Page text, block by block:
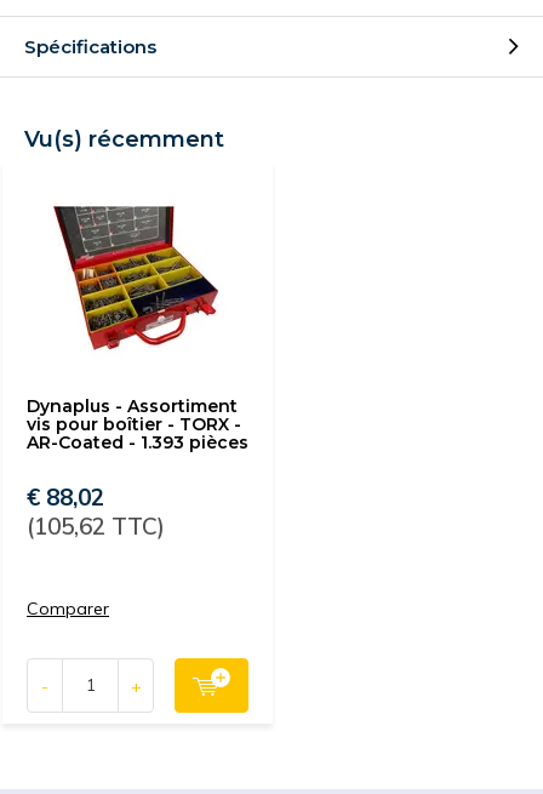
Spécifications
Vu(s) récemment
Dynaplus - Assortiment
vis pour boîtier - TORX -
AR-Coated - 1.393 pièces
€ 88,02
(105,62 TTC)
Comparer
- +